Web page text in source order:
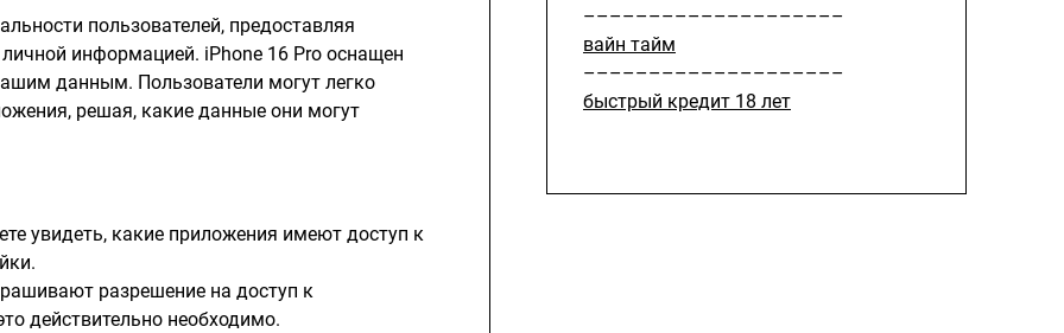
пользователей, предоставляя
информацией. iPhone 16 Pro оснащен
данным. Пользователи могут легко
решая, какие данные они могут
увидеть, какие приложения имеют доступ к
разрешение на доступ к
действительно необходимо.
––––––––––––––––––––
вайн тайм
––––––––––––––––––––
быстрый кредит 18 лет